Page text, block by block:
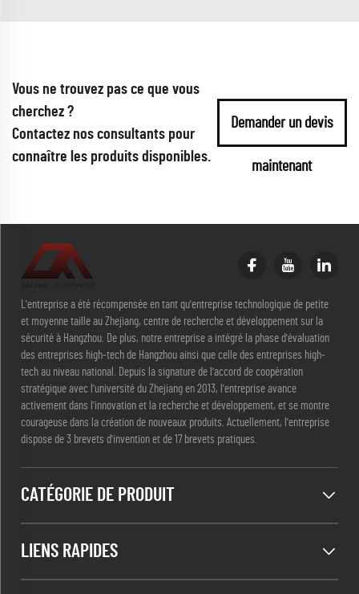
Vous ne trouvez pas ce que vous
cherchez ?
Contactez nos consultants pour
connaître les produits disponibles.
Demander un devis
maintenant
L'entreprise a été récompensée en tant qu'entreprise technologique de petite
et moyenne taille au Zhejiang, centre de recherche et développement sur la
sécurité à Hangzhou. De plus, notre entreprise a intégré la phase d'évaluation
des entreprises high-tech de Hangzhou ainsi que celle des entreprises high-
tech au niveau national. Depuis la signature de l'accord de coopération
stratégique avec l'université du Zhejiang en 2013, l'entreprise avance
activement dans l'innovation et la recherche et développement, et se montre
courageuse dans la création de nouveaux produits. Actuellement, l'entreprise
dispose de 3 brevets d'invention et de 17 brevets pratiques.
CATÉGORIE DE PRODUIT
LIENS RAPIDES